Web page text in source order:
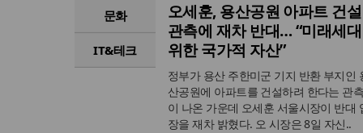
문화
IT&테크
오세훈, 용산공원 아파트 건설
관측에 재차 반대… “미래세대
위한 국가적 자산”
정부가 용산 주한미군 기지 반환 부지인
산공원에 아파트를 건설하려 한다는 관
이 나온 가운데 오세훈 서울시장이 반대
장을 재차 밝혔다. 오 시장은 8일 자신..